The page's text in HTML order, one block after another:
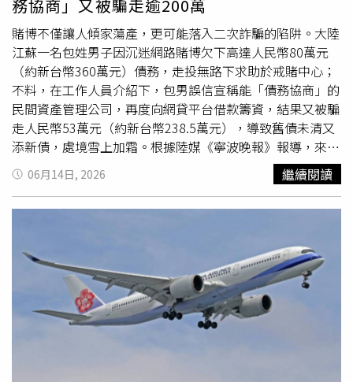
務協商」又被騙走逾200萬
賭博不僅讓人傾家蕩產，更可能落入二次詐騙的陷阱。大陸
江蘇一名包姓男子因沉迷網路賭博欠下高達人民幣80萬元
（約新台幣360萬元）債務，走投無路下求助於戒賭中心；
不料，在工作人員介紹下，包男誤信宣稱能「債務協商」的
民間資產管理公司，再度向網貸平台借款籌資，結果又被騙
走人民幣53萬元（約新台幣238.5萬元），導致舊債未清又
添新債，處境雪上加霜。根據陸媒《寧波晚報》報導，來自
江蘇的包姓男子因有感於生活壓力大、收入低，於2024年
底開始接觸網路賭博「紓壓」；起初包男抱持試水溫的心
態，每次投注人民幣500元、1000元（約新台幣2250、
包男幾乎一夜之間輸光所有積蓄，因害怕家人知情且急於翻
本，又陸續透過銀行及網路貸款平台借款，結果再輸掉數十
萬元。每天接踵而來的催債電話，讓他陷入無盡的恐懼。去
年8月，面對高達人民幣80萬元（約新台幣360萬元）的龐
大債務，包男前往常州遷善反賭戒賭中心求助，期盼能戒除
賭癮。該中心負責人陳濤指出，涉賭學員幾乎人人身負巨
債，若不協助處理債務問題，學員很難真正重返社會。因
06月14日, 2026 繼續閱讀